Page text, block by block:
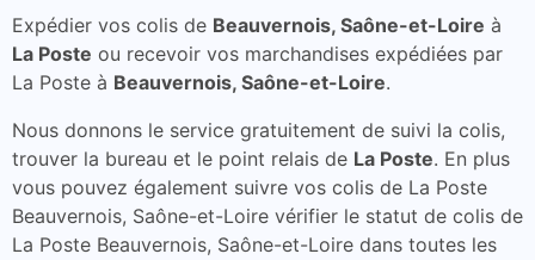
Expédier vos colis de Beauvernois, Saône-et-Loire à
La Poste ou recevoir vos marchandises expédiées par
La Poste à Beauvernois, Saône-et-Loire.
Nous donnons le service gratuitement de suivi la colis,
trouver la bureau et le point relais de La Poste. En plus
vous pouvez également suivre vos colis de La Poste
Beauvernois, Saône-et-Loire vérifier le statut de colis de
La Poste Beauvernois, Saône-et-Loire dans toutes les